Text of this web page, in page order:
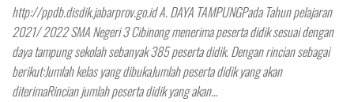
http://ppdb.disdik.jabarprov.go.id A. DAYA TAMPUNGPada Tahun pelajaran
2021/ 2022 SMA Negeri 3 Cibinong menerima peserta didik sesuai dengan
daya tampung sekolah sebanyak 385 peserta didik. Dengan rincian sebagai
berikut:Jumlah kelas yang dibukaJumlah peserta didik yang akan
diterimaRincian jumlah peserta didik yang akan…